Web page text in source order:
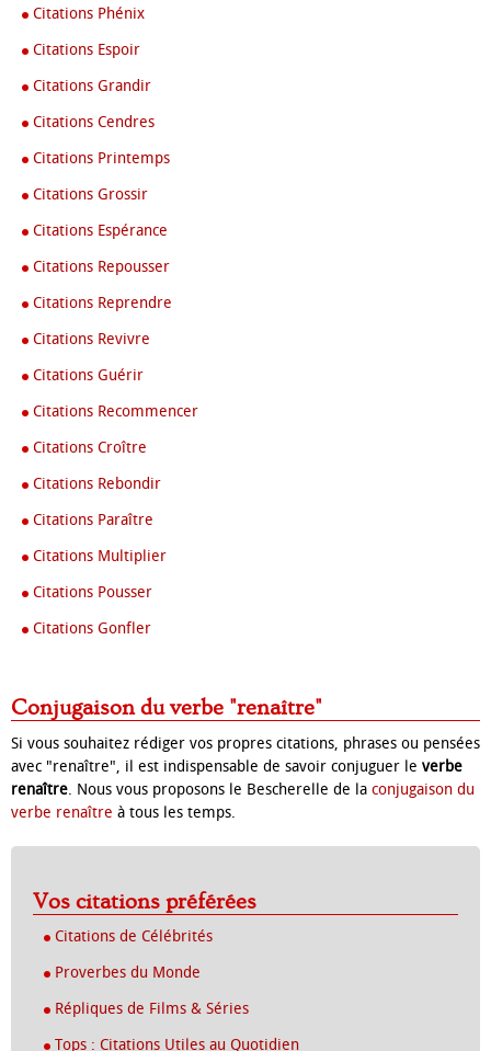
Citations Phénix
Citations Espoir
Citations Grandir
Citations Cendres
Citations Printemps
Citations Grossir
Citations Espérance
Citations Repousser
Citations Reprendre
Citations Revivre
Citations Guérir
Citations Recommencer
Citations Croître
Citations Rebondir
Citations Paraître
Citations Multiplier
Citations Pousser
Citations Gonfler
Conjugaison du verbe "renaître"
Si vous souhaitez rédiger vos propres citations, phrases ou pensées
avec "renaître", il est indispensable de savoir conjuguer le verbe
renaître. Nous vous proposons le Bescherelle de la conjugaison du
verbe renaître à tous les temps.
Vos citations préférées
Citations de Célébrités
Proverbes du Monde
Répliques de Films & Séries
Tops : Citations Utiles au Quotidien